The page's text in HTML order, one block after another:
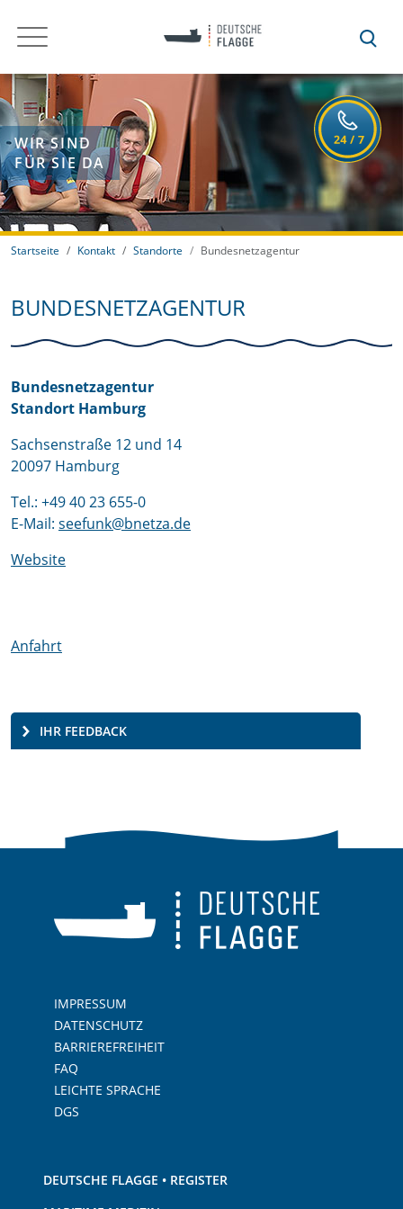
WIR SIND
FÜR SIE DA
Startseite Kontakt Standorte Bundesnetzagentur
BUNDESNETZAGENTUR
Bundesnetzagentur
Standort Hamburg
Sachsenstraße 12 und 14
20097 Hamburg
Tel.: +49 40 23 655-0
E-Mail: seefunk@bnetza.de
Website
Anfahrt
IHR FEEDBACK
IMPRESSUM
DATENSCHUTZ
BARRIEREFREIHEIT
FAQ
LEICHTE SPRACHE
DGS
DEUTSCHE FLAGGE • REGISTER